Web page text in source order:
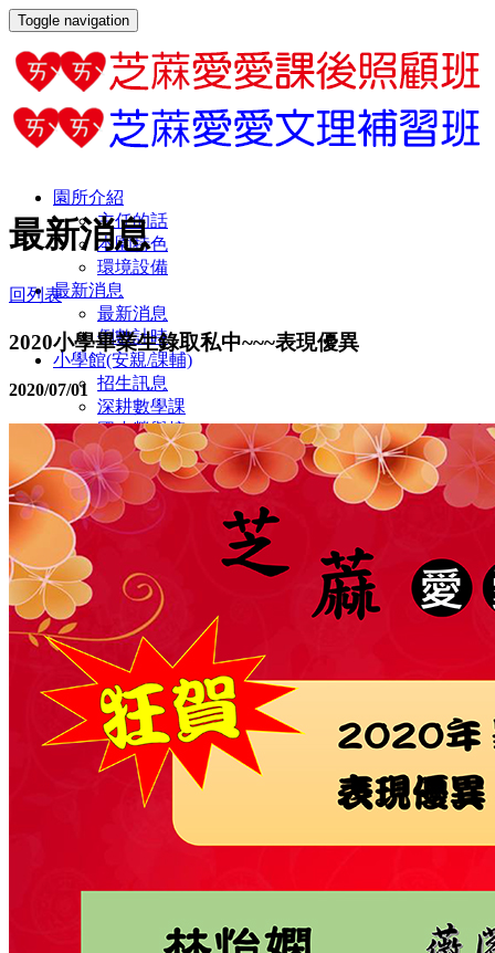
Toggle navigation
園所介紹
主任的話
本園特色
環境設備
最新消息
最新消息
倒數計時
小學館(安親/課輔)
招生訊息
深耕數學課
國小榮譽榜
傑出畢業生
交通位置
餐點表
中學館(國、高中文理)
招生訊息
課表資訊
段考榮譽榜
輝煌升學金榜
TutorABC
交通位置
TutorABC(線上外師教學)
108課綱最新訊息
tutor Jr課程特色
學習環境 情境實況分享
tutorJr 線上真人外師家教學生學習成效影片欣賞
110年度成果發表會學生學習心得感想六年級全英
110年度成果發表會學生學習心得感想四五年級
課程特色
最新消息
回列表
2020小學畢業生錄取私中~~~表現優異
2020/07/01